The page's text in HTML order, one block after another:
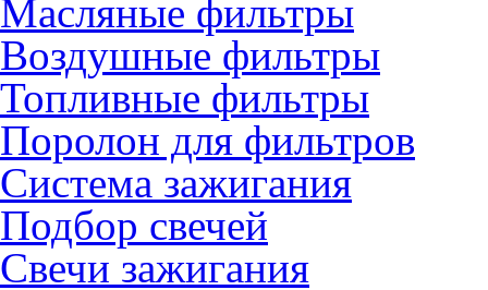
Масляные фильтры
Воздушные фильтры
Топливные фильтры
Поролон для фильтров
Система зажигания
Подбор свечей
Свечи зажигания